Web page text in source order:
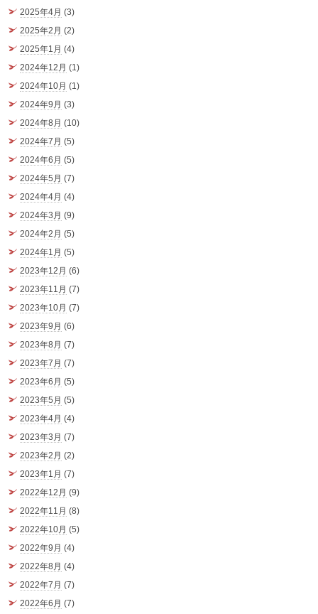
2025年4月 (3)
2025年2月 (2)
2025年1月 (4)
2024年12月 (1)
2024年10月 (1)
2024年9月 (3)
2024年8月 (10)
2024年7月 (5)
2024年6月 (5)
2024年5月 (7)
2024年4月 (4)
2024年3月 (9)
2024年2月 (5)
2024年1月 (5)
2023年12月 (6)
2023年11月 (7)
2023年10月 (7)
2023年9月 (6)
2023年8月 (7)
2023年7月 (7)
2023年6月 (5)
2023年5月 (5)
2023年4月 (4)
2023年3月 (7)
2023年2月 (2)
2023年1月 (7)
2022年12月 (9)
2022年11月 (8)
2022年10月 (5)
2022年9月 (4)
2022年8月 (4)
2022年7月 (7)
2022年6月 (7)